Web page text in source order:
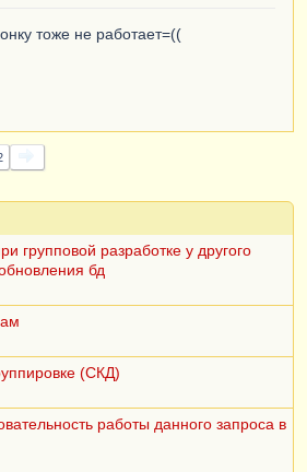
тоже не работает=((
групповой разработке у другого
бд
(СКД)
работы данного запроса в